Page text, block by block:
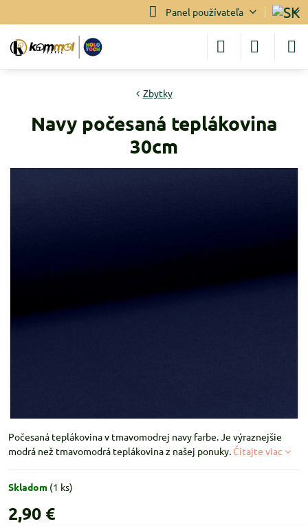
Panel používateľa
Zbytky
Navy počesaná teplákovina
30cm
Počesaná teplákovina v tmavomodrej navy farbe. Je výraznejšie
modrá než tmavomodrá teplákovina z našej ponuky. Čítajte viac
Skladom (1 ks)
2,90 €